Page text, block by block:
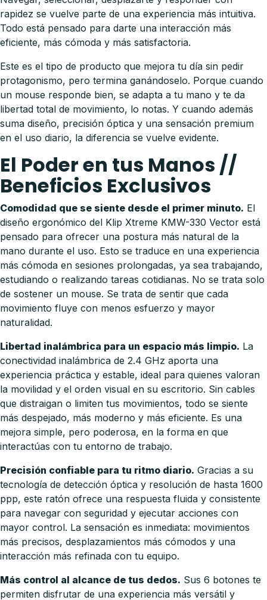
rapidez se vuelve parte de una experiencia más intuitiva.
Todo está pensado para darte una interacción más
eficiente, más cómoda y más satisfactoria.
Este es el tipo de producto que mejora tu día sin pedir
protagonismo, pero termina ganándoselo. Porque cuando
un mouse responde bien, se adapta a tu mano y te da
libertad total de movimiento, lo notas. Y cuando además
suma diseño, precisión óptica y una sensación premium
en el uso diario, la diferencia se vuelve evidente.
El Poder en tus Manos //
Beneficios Exclusivos
Comodidad que se siente desde el primer minuto. El
diseño ergonómico del Klip Xtreme KMW-330 Vector está
pensado para ofrecer una postura más natural de la
mano durante el uso. Esto se traduce en una experiencia
más cómoda en sesiones prolongadas, ya sea trabajando,
estudiando o realizando tareas cotidianas. No se trata solo
de sostener un mouse. Se trata de sentir que cada
movimiento fluye con menos esfuerzo y mayor
naturalidad.
Libertad inalámbrica para un espacio más limpio. La
conectividad inalámbrica de 2.4 GHz aporta una
experiencia práctica y estable, ideal para quienes valoran
la movilidad y el orden visual en su escritorio. Sin cables
que distraigan o limiten tus movimientos, todo se siente
más despejado, más moderno y más eficiente. Es una
mejora simple, pero poderosa, en la forma en que
interactúas con tu entorno de trabajo.
Precisión confiable para tu ritmo diario. Gracias a su
tecnología de detección óptica y resolución de hasta 1600
ppp, este ratón ofrece una respuesta fluida y consistente
para navegar con seguridad y ejecutar acciones con
mayor control. La sensación es inmediata: movimientos
más precisos, desplazamientos más cómodos y una
interacción más refinada con tu equipo.
Más control al alcance de tus dedos. Sus 6 botones te
permiten disfrutar de una experiencia más versátil y